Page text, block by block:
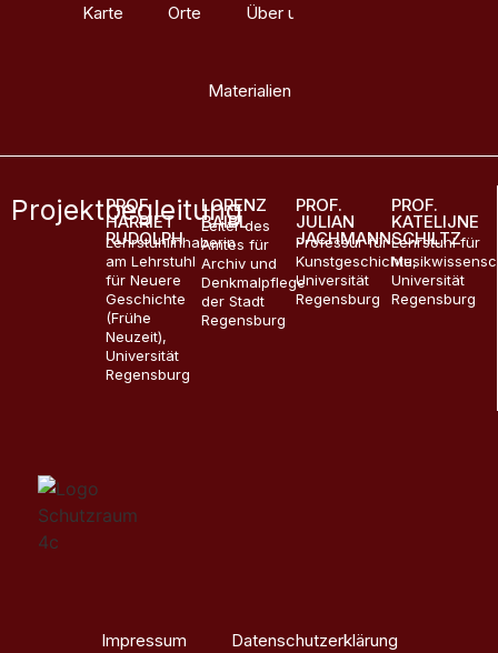
Karte Orte Über uns
Materialien
Projektbegleitung
PROF.
HARRIET
RUDOLPH
Lehrstuhlinhaberin
am Lehrstuhl
für Neuere
Geschichte
(Frühe
Neuzeit),
Universität
Regensburg
LORENZ
BAIBL
Leiter des
Amtes für
Archiv und
Denkmalpflege
der Stadt
Regensburg
PROF.
JULIAN
JACHMANN
Professur für
Kunstgeschichte,
Universität
Regensburg
PROF.
KATELIJNE
SCHILTZ
Lehrstuhl für
Universität
Regensburg
Impressum Datenschutzerklärung